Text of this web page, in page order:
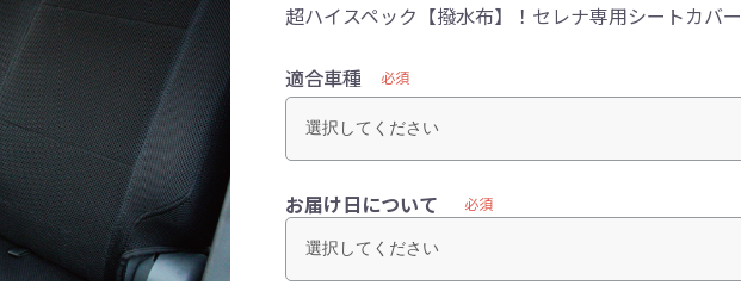
超ハイスペック【撥水布】！セレナ専用シートカバー
適合車種 必須
お届け日について 必須